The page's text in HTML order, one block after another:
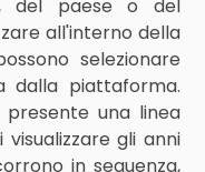
del paese o del
all'interno della
selezionare
dalla piattaforma.
una linea
gli anni
in sequenza,